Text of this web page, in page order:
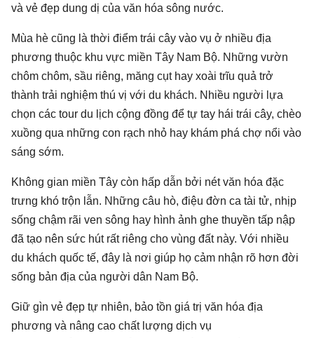
và vẻ đẹp dung dị của văn hóa sông nước.
Mùa hè cũng là thời điểm trái cây vào vụ ở nhiều địa
phương thuộc khu vực miền Tây Nam Bộ. Những vườn
chôm chôm, sầu riêng, măng cụt hay xoài trĩu quả trở
thành trải nghiệm thú vị với du khách. Nhiều người lựa
chọn các tour du lịch cộng đồng để tự tay hái trái cây, chèo
xuồng qua những con rạch nhỏ hay khám phá chợ nổi vào
sáng sớm.
Không gian miền Tây còn hấp dẫn bởi nét văn hóa đặc
trưng khó trộn lẫn. Những câu hò, điệu đờn ca tài tử, nhịp
sống chậm rãi ven sông hay hình ảnh ghe thuyền tấp nập
đã tạo nên sức hút rất riêng cho vùng đất này. Với nhiều
du khách quốc tế, đây là nơi giúp họ cảm nhận rõ hơn đời
sống bản địa của người dân Nam Bộ.
Giữ gìn vẻ đẹp tự nhiên, bảo tồn giá trị văn hóa địa
phương và nâng cao chất lượng dịch vụ